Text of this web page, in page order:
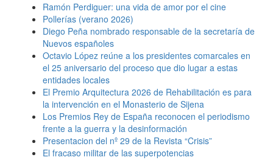
Ramón Perdiguer: una vida de amor por el cine
Pollerías (verano 2026)
Diego Peña nombrado responsable de la secretaría de
Nuevos españoles
Octavio López reúne a los presidentes comarcales en
el 25 aniversario del proceso que dio lugar a estas
entidades locales
El Premio Arquitectura 2026 de Rehabilitación es para
la intervención en el Monasterio de Sijena
Los Premios Rey de España reconocen el periodismo
frente a la guerra y la desinformación
Presentacion del nº 29 de la Revista “Crisis”
El fracaso militar de las superpotencias